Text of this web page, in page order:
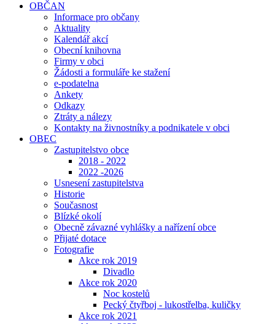
OBČAN
Informace pro občany
Aktuality
Kalendář akcí
Obecní knihovna
Firmy v obci
Žádosti a formuláře ke stažení
e-podatelna
Ankety
Odkazy
Ztráty a nálezy
Kontakty na živnostníky a podnikatele v obci
OBEC
Zastupitelstvo obce
2018 - 2022
2022 -2026
Usnesení zastupitelstva
Historie
Současnost
Blízké okolí
Obecně závazné vyhlášky a nařízení obce
Přijaté dotace
Fotografie
Akce rok 2019
Divadlo
Akce rok 2020
Noc kostelů
Pecký čtyřboj - lukostřelba, kuličky
Akce rok 2021